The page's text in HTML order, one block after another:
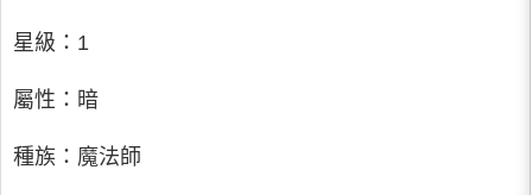
星級：1
屬性：暗
種族：魔法師